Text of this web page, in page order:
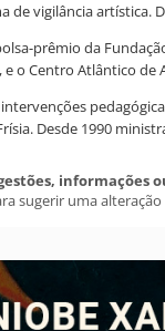
de vigilância artística.
prêmio da
o Centro Atlântico de
Desde 1990
informações
sugerir uma